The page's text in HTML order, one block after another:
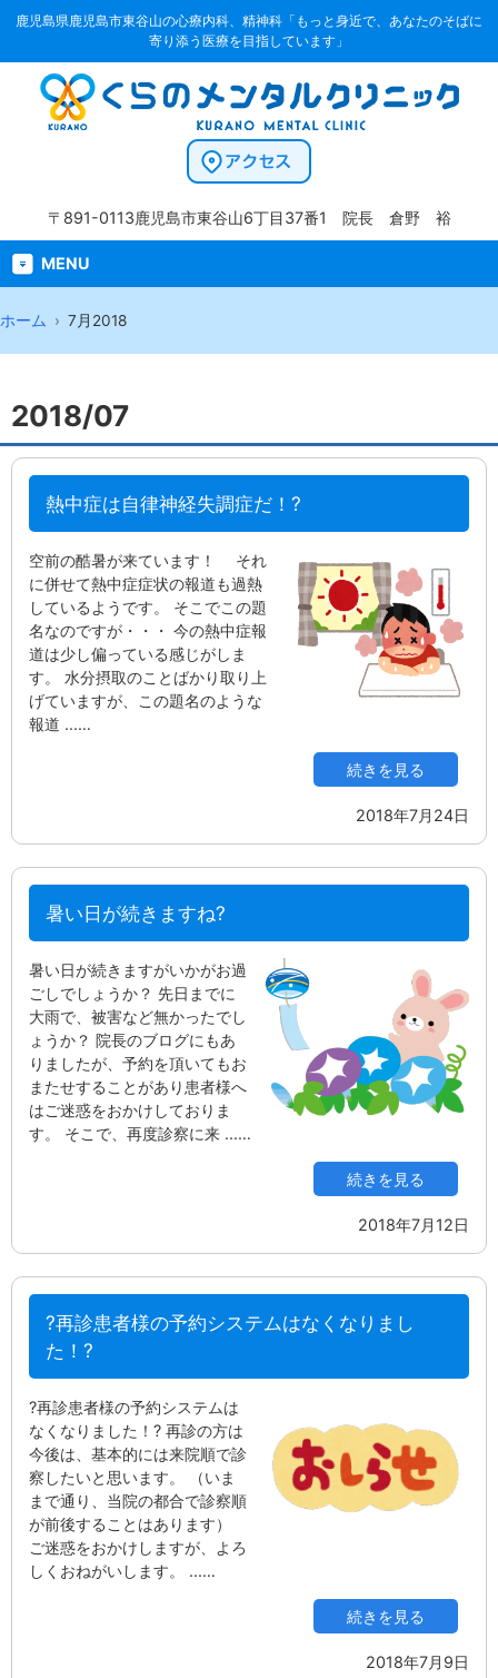
鹿児島県鹿児島市東谷山の心療内科、精神科「もっと身近で、あなたのそばに
寄り添う医療を目指しています」
〒891-0113鹿児島市東谷山6丁目37番1 院長 倉野 裕
MENU
ホーム 7月2018
2018/07
熱中症は自律神経失調症だ！?
空前の酷暑が来ています！ それ
に併せて熱中症症状の報道も過熱
しているようです。 そこでこの題
名なのですが・・・ 今の熱中症報
道は少し偏っている感じがしま
す。 水分摂取のことばかり取り上
げていますが、この題名のような
報道 ...…
続きを見る
2018年7月24日
暑い日が続きますね?
暑い日が続きますがいかがお過
ごしでしょうか？ 先日までに
大雨で、被害など無かったでし
ょうか？ 院長のブログにもあ
りましたが、予約を頂いてもお
またせすることがあり患者様へ
はご迷惑をおかけしておりま
す。 そこで、再度診察に来 ...…
続きを見る
2018年7月12日
?再診患者様の予約システムはなくなりまし
た！?
?再診患者様の予約システムは
なくなりました！? 再診の方は
今後は、基本的には来院順で診
察したいと思います。 （いま
まで通り、当院の都合で診察順
が前後することはあります）
ご迷惑をおかけしますが、よろ
しくおねがいします。 ...…
続きを見る
2018年7月9日